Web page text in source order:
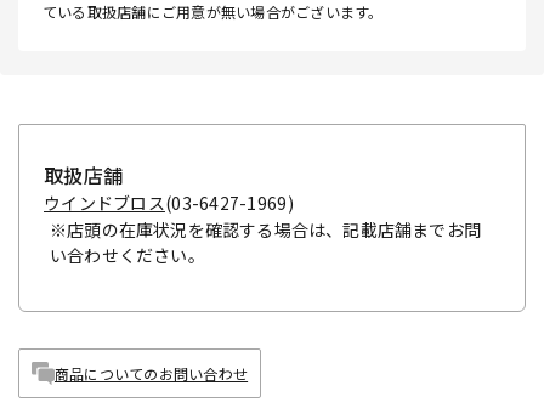
ている取扱店舗にご用意が無い場合がございます。
取扱店舗
ウインドブロス(03-6427-1969)
※店頭の在庫状況を確認する場合は、記載店舗までお問
い合わせください。
商品についてのお問い合わせ